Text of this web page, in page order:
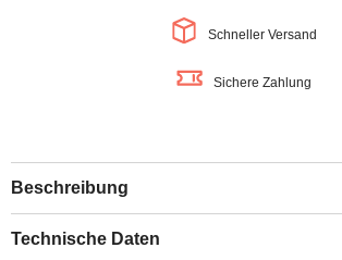
8W,
Schneller Versand
Sichere Zahlung
Beschreibung
Technische Daten